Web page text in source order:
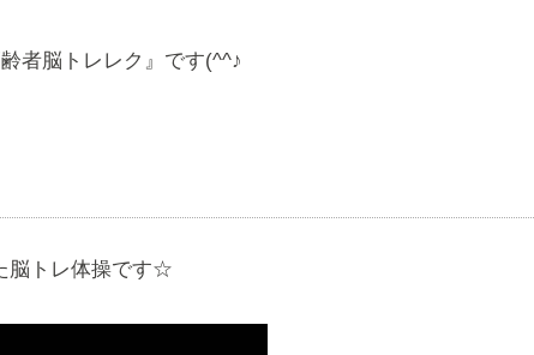
者脳トレレク』です(^^♪
脳トレ体操です☆